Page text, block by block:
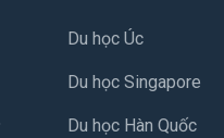
Du học Úc
Du học Singapore
Du học Hàn Quốc